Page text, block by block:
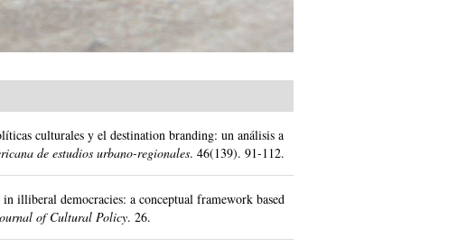
culturales y el destination branding: un análisis a
de estudios urbano-regionales.46(139).91-112.
illiberal democracies: a conceptual framework based
of Cultural Policy.26.